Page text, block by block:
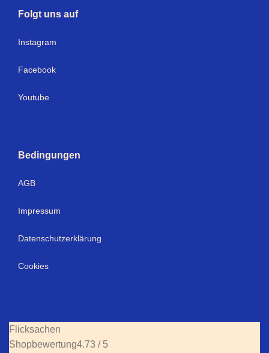
Folgt uns auf
Instagram
Facebook
Youtube
Bedingungen
AGB
Impressum
Datenschutzerklärung
Cookies
Flicksachen
Shopbewertung4.73 / 5